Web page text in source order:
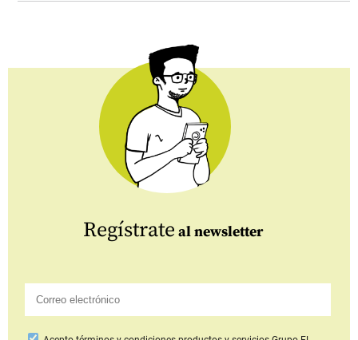
Regístrate al newsletter